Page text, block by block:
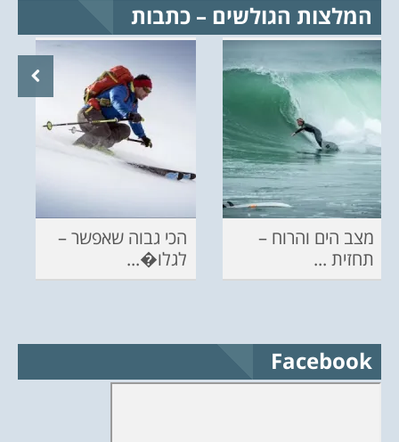
המלצות הגולשים – כתבות
מצב הים והרוח –
תחזית ...
הכי גבוה שאפשר –
לגלו�...
Facebook